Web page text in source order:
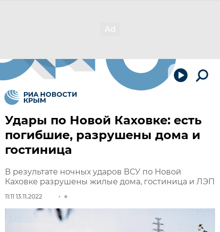
Удары по Новой Каховке: есть
погибшие, разрушены дома и
гостиница
В результате ночных ударов ВСУ по Новой
Каховке разрушены жилые дома, гостиница и ЛЭП
11:11 13.11.2022